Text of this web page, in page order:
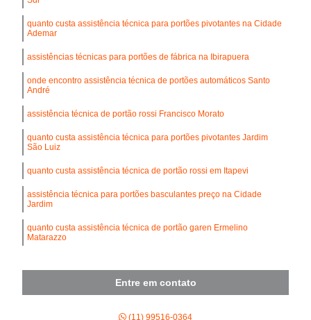
quanto custa assistência técnica para portões pivotantes na Cidade
Ademar
assistências técnicas para portões de fábrica na Ibirapuera
onde encontro assistência técnica de portões automáticos Santo
André
assistência técnica de portão rossi Francisco Morato
quanto custa assistência técnica para portões pivotantes Jardim
São Luiz
quanto custa assistência técnica de portão rossi em Itapevi
assistência técnica para portões basculantes preço na Cidade
Jardim
quanto custa assistência técnica de portão garen Ermelino
Matarazzo
Mairiporã
Entre em contato
(11) 99516-0364